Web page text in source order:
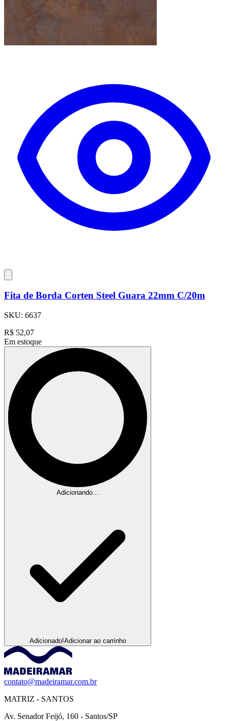
Fita de Borda Corten Steel Guara 22mm C/20m
SKU: 6637
R$ 52,07
Em estoque
Adicionando...
Adicionado!Adicionar ao carrinho
contato@madeiramar.com.br
MATRIZ - SANTOS
Av. Senador Feijó, 160 - Santos/SP